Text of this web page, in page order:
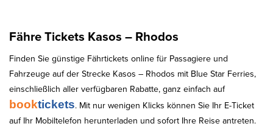
Fähre Tickets Kasos – Rhodos
Finden Sie günstige Fährtickets online für Passagiere und
Fahrzeuge auf der Strecke Kasos – Rhodos mit Blue Star Ferries,
einschließlich aller verfügbaren Rabatte, ganz einfach auf
booktickets. Mit nur wenigen Klicks können Sie Ihr E-Ticket
auf Ihr Mobiltelefon herunterladen und sofort Ihre Reise antreten.